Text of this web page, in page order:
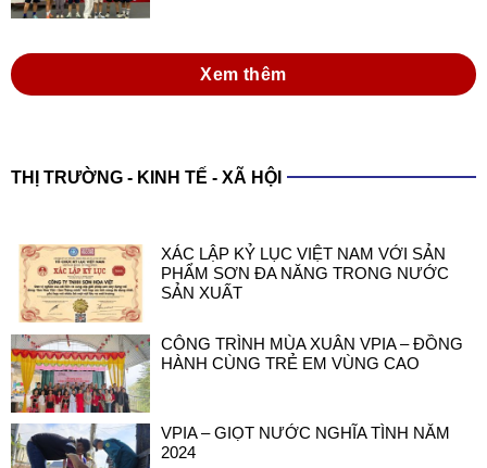
Xem thêm
THỊ TRƯỜNG - KINH TẾ - XÃ HỘI
XÁC LẬP KỶ LỤC VIỆT NAM VỚI SẢN
PHẨM SƠN ĐA NĂNG TRONG NƯỚC
SẢN XUẤT
CÔNG TRÌNH MÙA XUÂN VPIA – ĐỒNG
HÀNH CÙNG TRẺ EM VÙNG CAO
VPIA – GIỌT NƯỚC NGHĨA TÌNH NĂM
2024